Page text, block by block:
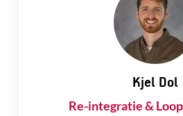
Kjel Dol
Re-integratie &